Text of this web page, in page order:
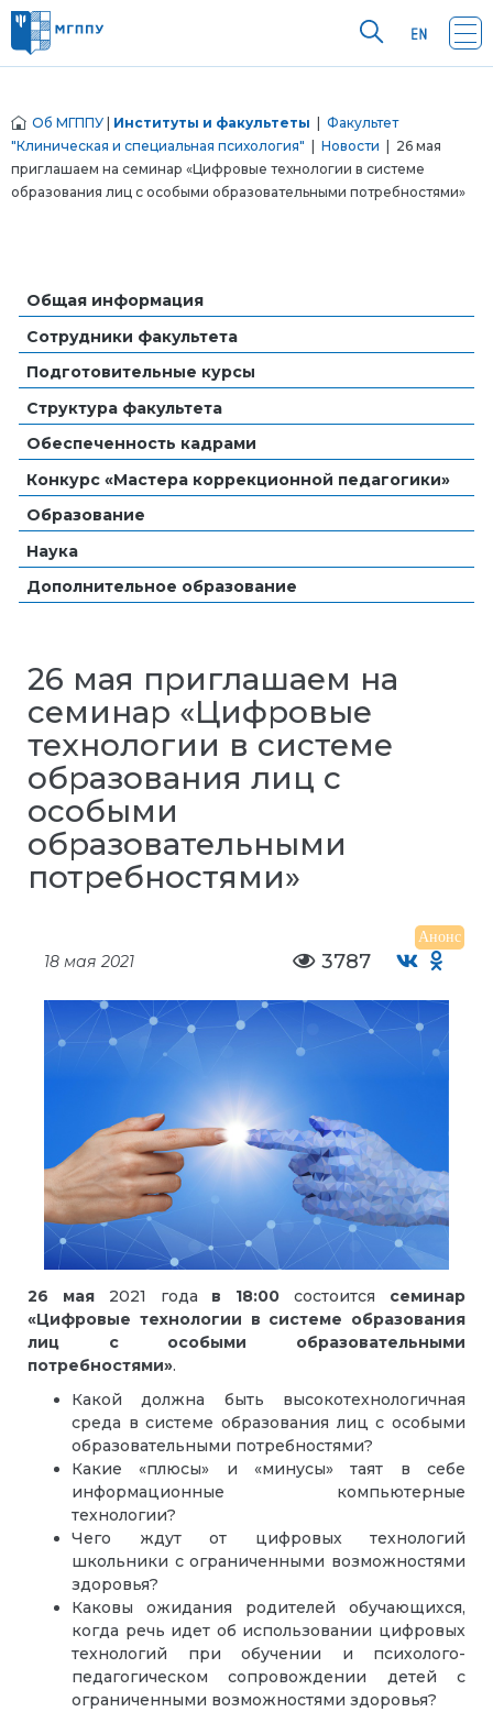
Об МГППУ Институты и факультеты
Факультет
"Клиническая и специальная психология"
Новости | 26 мая
приглашаем на семинар «Цифровые технологии в системе
образования лиц с особыми образовательными потребностями»
Общая информация
Сотрудники факультета
Подготовительные курсы
Структура факультета
Обеспеченность кадрами
Конкурс «Мастера коррекционной педагогики»
Образование
Наука
Дополнительное образование
26 мая приглашаем на
семинар «Цифровые
технологии в системе
образования лиц с
особыми
образовательными
потребностями»
Анонс
18 мая 2021 3787
26 мая2021 года в 18:00 состоится семинар
«Цифровые технологии в системе образования
лиц с особыми образовательными
потребностями».
Какой должна быть высокотехнологичная
среда в системе образования лиц с особыми
образовательными потребностями?
Какие «плюсы» и «минусы» таят в себе
информационные компьютерные
технологии?
Чего ждут от цифровых технологий
школьники с ограниченными возможностями
здоровья?
Каковы ожидания родителей обучающихся,
когда речь идет об использовании цифровых
технологий при обучении и психолого-
педагогическом сопровождении детей с
ограниченными возможностями здоровья?